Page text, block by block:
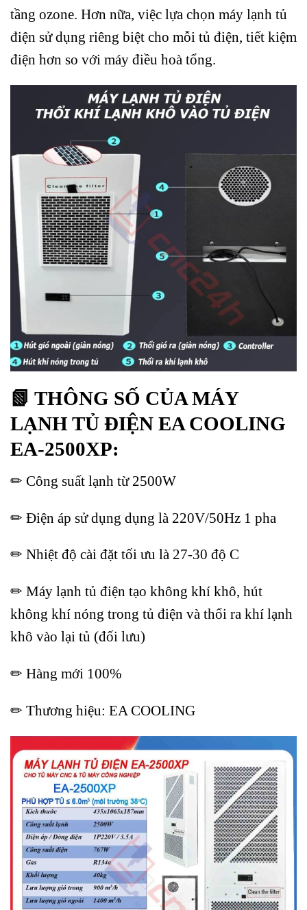
tầng ozone. Hơn nữa, việc lựa chọn máy lạnh tủ
điện sử dụng riêng biệt cho mỗi tủ điện, tiết kiệm
điện hơn so với máy điều hoà tổng.
📗 THÔNG SỐ CỦA MÁY
LẠNH TỦ ĐIỆN EA COOLING
EA-2500XP:
✏ Công suất lạnh từ 2500W
✏ Điện áp sử dụng dụng là 220V/50Hz 1 pha
✏ Nhiệt độ cài đặt tối ưu là 27-30 độ C
✏ Máy lạnh tủ điện tạo không khí khô, hút
không khí nóng trong tủ điện và thổi ra khí lạnh
khô vào lại tủ (đối lưu)
✏ Hàng mới 100%
✏ Thương hiệu: EA COOLING